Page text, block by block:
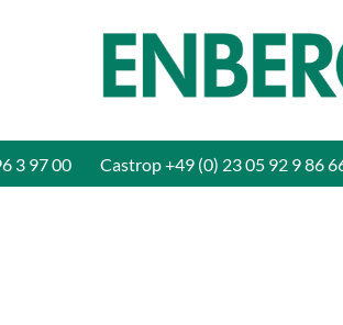
3 97 00 Castrop+49 (0) 23 05 92 9 86